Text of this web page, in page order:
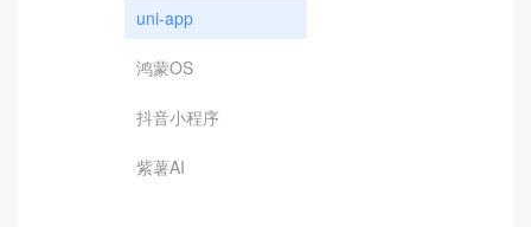
uni-app
鸿蒙OS
抖音小程序
紫薯AI